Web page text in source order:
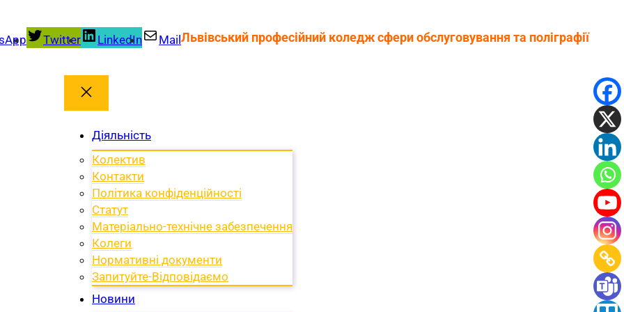
Twitter LinkedIn MailЛьвівський професійний коледж сфери обслуговування та поліграфії
Діяльність
Колектив
Контакти
Політика конфіденційності
Статут
Матеріально-технічне забезпечення
Колеги
Нормативні документи
Запитуйте-Відповідаємо
Новини